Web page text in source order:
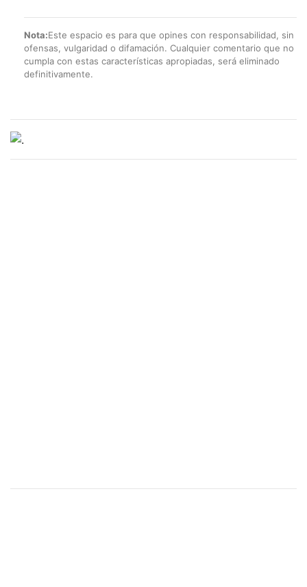
Nota:Este espacio es para que opines con responsabilidad, sin
ofensas, vulgaridad o difamación. Cualquier comentario que no
cumpla con estas características apropiadas, será eliminado
definitivamente.